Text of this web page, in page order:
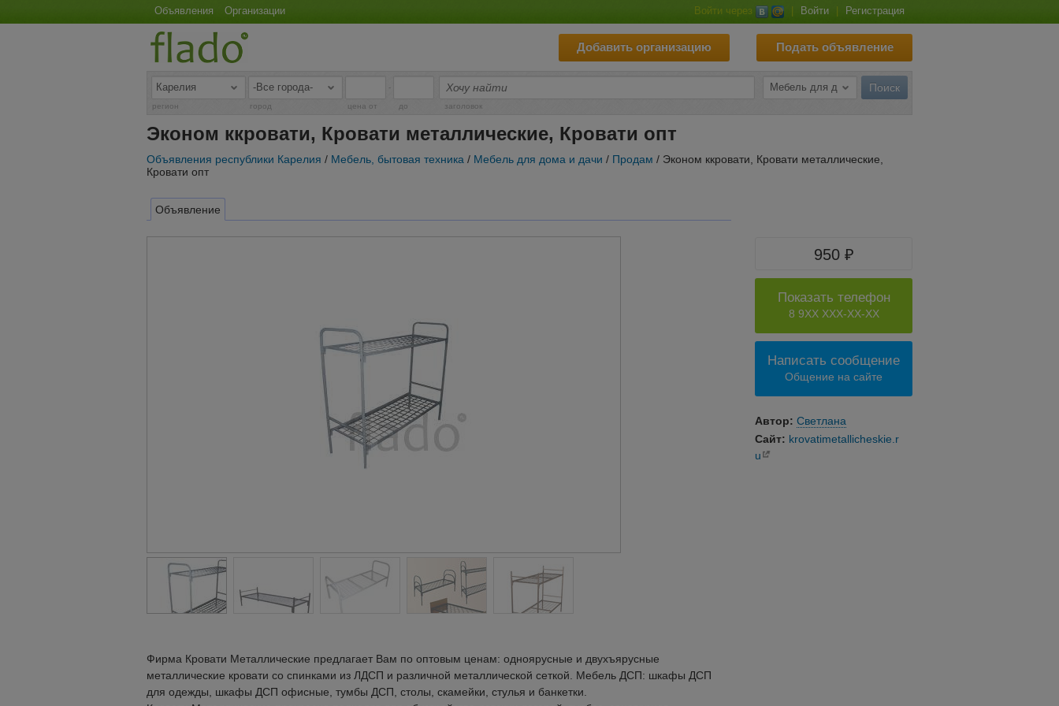
Объявления Организации Войти через Войти Регистрация
Подать объявление
Добавить организацию
-
регион город цена от до заголовок
Эконом ккровати, Кровати металлические, Кровати опт
Объявления республики Карелия / Мебель, бытовая техника / Мебель для дома и дачи / Продам / Эконом ккровати, Кровати металлические,
Кровати опт
Объявление
Фирма Кровати Металлические предлагает Вам по оптовым ценам: одноярусные и двухъярусные
металлические кровати со спинками из ЛДСП и различной металлической сеткой. Мебель ДСП: шкафы ДСП
для одежды, шкафы ДСП офисные, тумбы ДСП, столы, скамейки, стулья и банкетки.
950 ₽
Показать телефон
8 9XX XXX-XX-XX
Написать сообщение
Общение на сайте
Автор: Светлана
Сайт: krovatimetallicheskie.r
u